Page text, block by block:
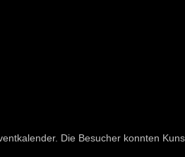
Die Besucher konnten